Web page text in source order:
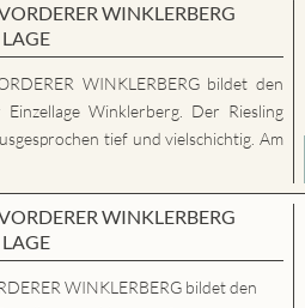
WINKLERBERG
WINKLERBERG bildet den
Einzellage Winklerberg. Der Riesling
tief und vielschichtig. Am
WINKLERBERG
WINKLERBERG bildet den